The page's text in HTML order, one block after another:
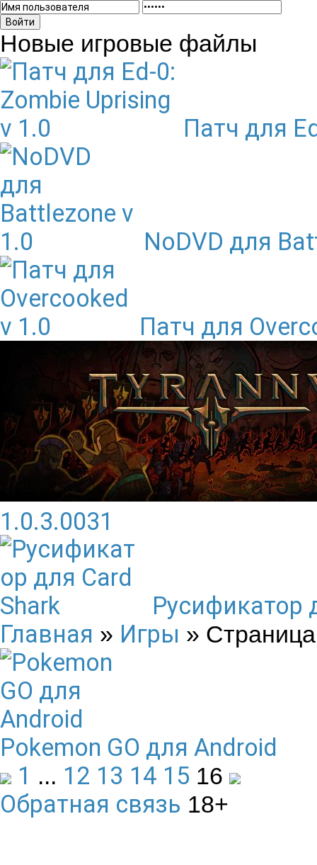
Войти
Новые игровые файлы
Патч для
NoDVD для
Патч для
1.0.3.0031
Русификатор
Главная » Игры »
Pokemon GO для Android
1 ... 12 13 14 15 16
Обратная связь 18+